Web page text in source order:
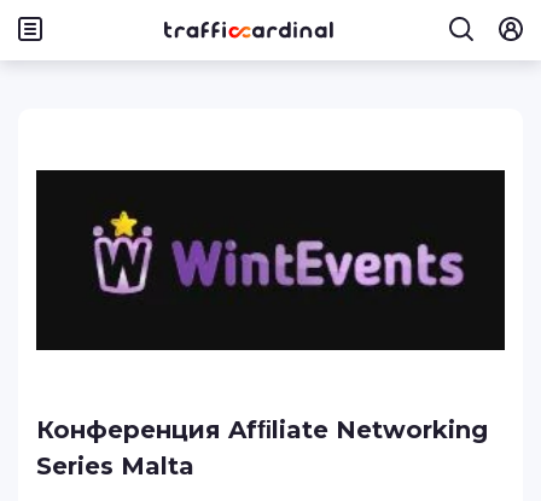
Конференция Afﬁliate Networking
Series Malta